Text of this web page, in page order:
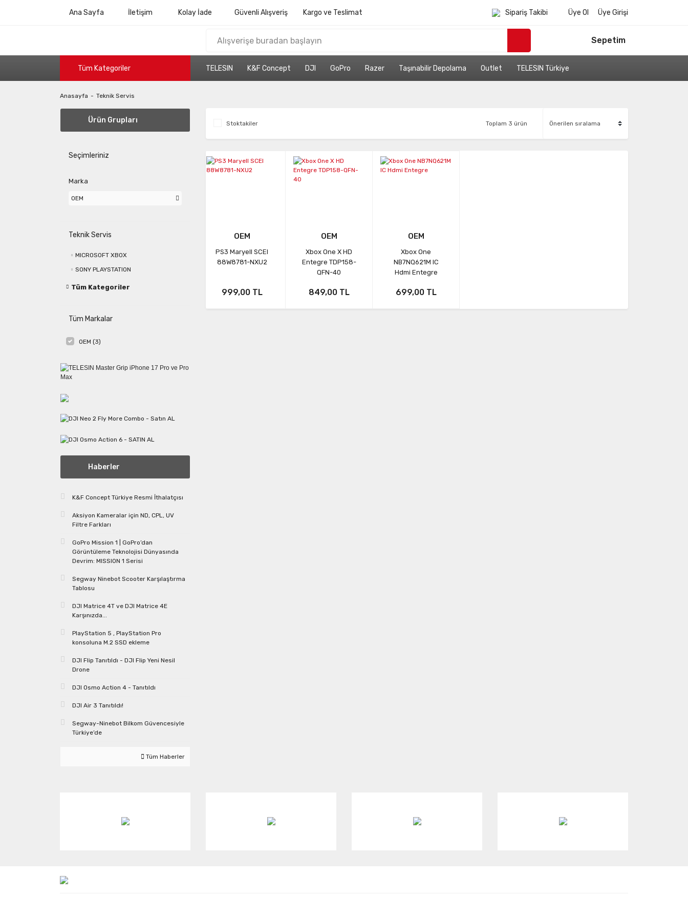
Ana Sayfa İletişim Kolay İade Güvenli Alışveriş Kargo ve Teslimat Sipariş Takibi Üye Ol Üye Girişi
Sepetim
Tüm Kategoriler TELESIN K&F Concept DJI GoPro Razer Taşınabilir Depolama Outlet TELESIN Türkiye
Anasayfa Teknik Servis
Ürün Grupları
Seçimleriniz
Marka
OEM
Teknik Servis
MICROSOFT XBOX
SONY PLAYSTATION
Tüm Kategoriler
Tüm Markalar
OEM (3)
Haberler
K&F Concept Türkiye Resmi İthalatçısı
Aksiyon Kameralar için ND, CPL, UV
Filtre Farkları
GoPro Mission 1 | GoPro’dan
Görüntüleme Teknolojisi Dünyasında
Devrim: MISSION 1 Serisi
Segway Ninebot Scooter Karşılaştırma
Tablosu
DJI Matrice 4T ve DJI Matrice 4E
Karşınızda...
PlayStation 5 , PlayStation Pro
konsoluna M.2 SSD ekleme
DJI Flip Tanıtıldı - DJI Flip Yeni Nesil
Drone
DJI Osmo Action 4 - Tanıtıldı
DJI Air 3 Tanıtıldı!
Segway-Ninebot Bilkom Güvencesiyle
Türkiye’de
Tüm Haberler
Stoktakiler Toplam 3 ürün
OEM
PS3 Maryell SCEI
88W8781-NXU2
999,00 TL
OEM
Xbox One X HD
Entegre TDP158-
QFN-40
849,00 TL
OEM
Xbox One
NB7NQ621M IC
Hdmi Entegre
699,00 TL